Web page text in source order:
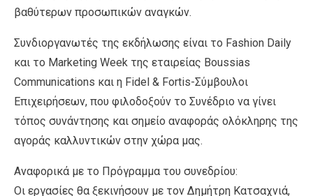
βαθύτερων προσωπικών αναγκών.
Συνδιοργανωτές της εκδήλωσης είναι το Fashion Daily
και το Marketing Week της εταιρείας Βoussias
Communications και η Fidel & Fortis-Σύμβουλοι
Επιχειρήσεων, που φιλοδοξούν το Συνέδριο να γίνει
τόπος συνάντησης και σημείο αναφοράς ολόκληρης της
αγοράς καλλυντικών στην χώρα μας.
Αναφορικά με το Πρόγραμμα του συνεδρίου:
Οι εργασίες θα ξεκινήσουν με τον Δημήτρη Κατσαχνιά,